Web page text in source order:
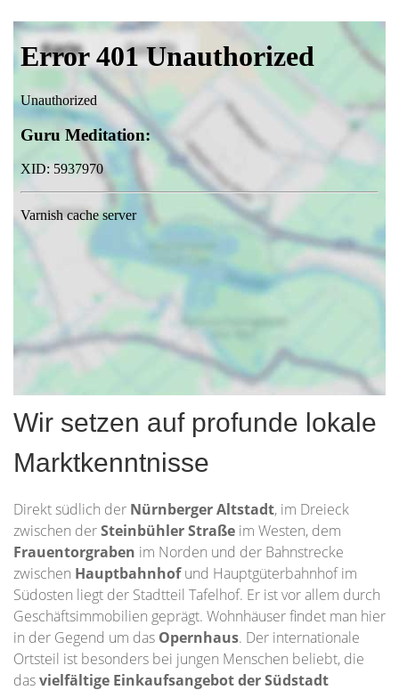
Wir setzen auf profunde lokale
Marktkenntnisse
Direkt südlich der Nürnberger Altstadt, im Dreieck
zwischen derSteinbühler Straße im Westen, dem
Frauentorgraben im Norden und der Bahnstrecke
zwischen Hauptbahnhofund Hauptgüterbahnhof im
Südosten liegt der Stadtteil Tafelhof. Er ist vor allem durch
Geschäftsimmobilien geprägt. Wohnhäuser findet man hier
in der Gegend um das Opernhaus. Der internationale
Ortsteil ist besonders bei jungen Menschen beliebt, die
dasvielfältige Einkaufsangebotder Südstadt